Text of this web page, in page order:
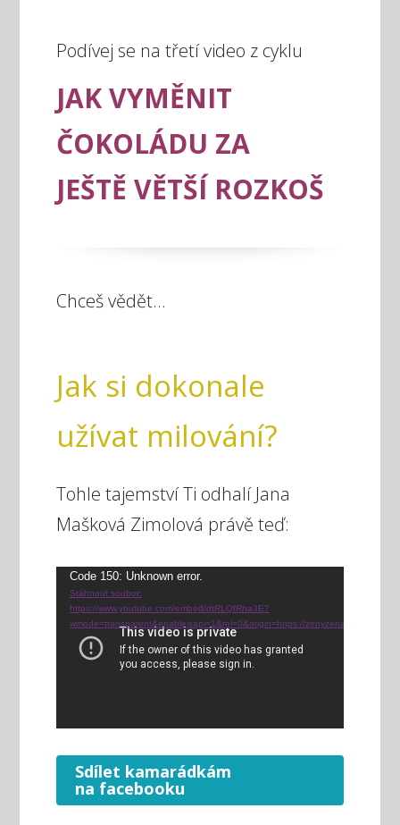
Podívej se na třetí video z cyklu
JAK VYMĚNIT
ČOKOLÁDU ZA
JEŠTĚ VĚTŠÍ ROZKOŠ
Chceš vědět...
Jak si dokonale
užívat milování?
Tohle tajemství Ti odhalí Jana
Mašková Zimolová právě teď:
Video
přehrávač
Code 150: Unknown error.
Stáhnout soubor:
https://www.youtube.com/embed/dtRLQfRha3E?
wmode=transparent&enablejsapi=1&rel=0&origin=https://zenyzenam.cz
Sdílet kamarádkám
na facebooku